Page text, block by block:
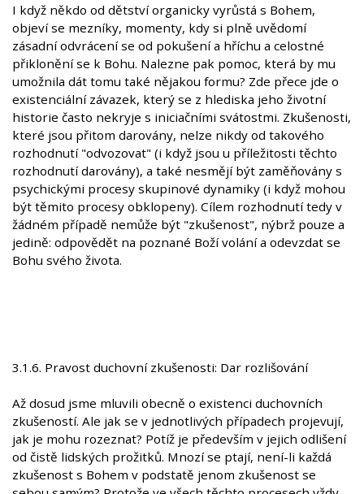
I když někdo od dětství organicky vyrůstá s Bohem,
objeví se mezníky, momenty, kdy si plně uvědomí
zásadní odvrácení se od pokušení a hříchu a celostné
přiklonění se k Bohu. Nalezne pak pomoc, která by mu
umožnila dát tomu také nějakou formu? Zde přece jde o
existenciální závazek, který se z hlediska jeho životní
historie často nekryje s iniciačními svátostmi. Zkušenosti,
které jsou přitom darovány, nelze nikdy od takového
rozhodnutí "odvozovat" (i když jsou u příležitosti těchto
rozhodnutí darovány), a také nesmějí být zaměňovány s
psychickými procesy skupinové dynamiky (i když mohou
být těmito procesy obklopeny). Cílem rozhodnutí tedy v
žádném případě nemůže být "zkušenost", nýbrž pouze a
jedině: odpovědět na poznané Boží volání a odevzdat se
Bohu svého života.
3.1.6. Pravost duchovní zkušenosti: Dar rozlišování
Až dosud jsme mluvili obecně o existenci duchovních
zkušeností. Ale jak se v jednotlivých případech projevují,
jak je mohu rozeznat? Potíž je především v jejich odlišení
od čistě lidských prožitků. Mnozí se ptají, není-li každá
zkušenost s Bohem v podstatě jenom zkušenost se